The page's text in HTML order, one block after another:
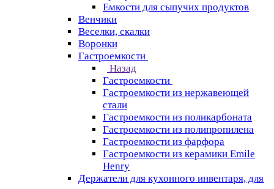
Емкости для сыпучих продуктов
Венчики
Веселки, скалки
Воронки
Гастроемкости
Назад
Гастроемкости
Гастроемкости из нержавеющей
стали
Гастроемкости из поликарбоната
Гастроемкости из полипропилена
Гастроемкости из фарфора
Гастроемкости из керамики Emile
Henry
Держатели для кухонного инвентаря, для